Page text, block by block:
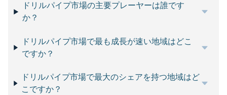
ドリルパイプ市場の主要プレーヤーは誰です
か？
ドリルパイプ市場で最も成長が速い地域はどこ
ですか？
ドリルパイプ市場で最大のシェアを持つ地域はど
こですか？